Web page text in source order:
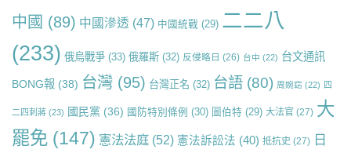
中國 (89) 中國滲透 (47) 中國統戰 (29) 二二八
(233) 俄烏戰爭 (33) 俄羅斯 (32) 反侵略日 (26) 台中 (22) 台文通訊
BONG報 (38) 台灣 (95) 台灣正名 (32) 台語 (80) 周婉窈 (22) 四
二四刺蔣 (23) 國民黨 (36) 國防特別條例 (30) 圖伯特 (29) 大法官 (27) 大
罷免 (147) 憲法法庭 (52) 憲法訴訟法 (40) 抵抗史 (27) 日